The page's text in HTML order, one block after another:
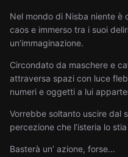
Nel mondo di Nisba niente è
caos e immerso tra i suoi
un’immaginazione.
Circondato da maschere e
attraversa spazi con luce
numeri e oggetti a lui
Vorrebbe soltanto uscire dal
percezione che l’isteria lo
Basterà un’ azione, forse…